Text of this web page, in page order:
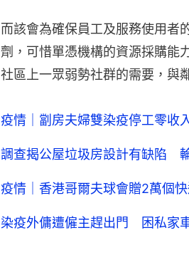
染疫外傭遭僱主趕出門 困私家
新冠肺炎 18區新聞